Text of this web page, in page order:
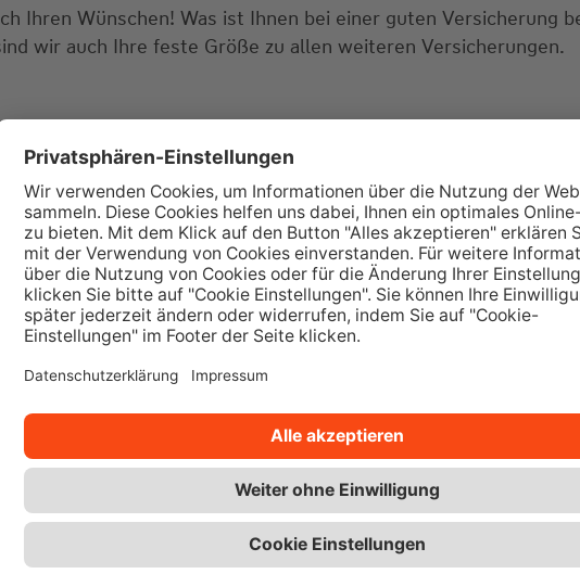
Ihren Wünschen! Was ist Ihnen bei einer guten Versicherung
wir auch Ihre feste Größe zu allen weiteren Versicherungen.
Vorstellungen? Lassen Sie uns doch gemeinsam über die
Beratungstermin? Dann rufen Sie gerne bei uns an oder
Sie